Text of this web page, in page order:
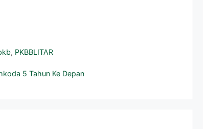
, PKBBLITAR
5 Tahun Ke Depan